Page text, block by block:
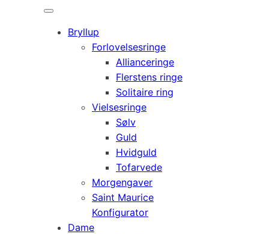
Bryllup
Forlovelsesringe
Allianceringe
Flerstens ringe
Solitaire ring
Vielsesringe
Sølv
Guld
Hvidguld
Tofarvede
Morgengaver
Saint Maurice
Konfigurator
Dame